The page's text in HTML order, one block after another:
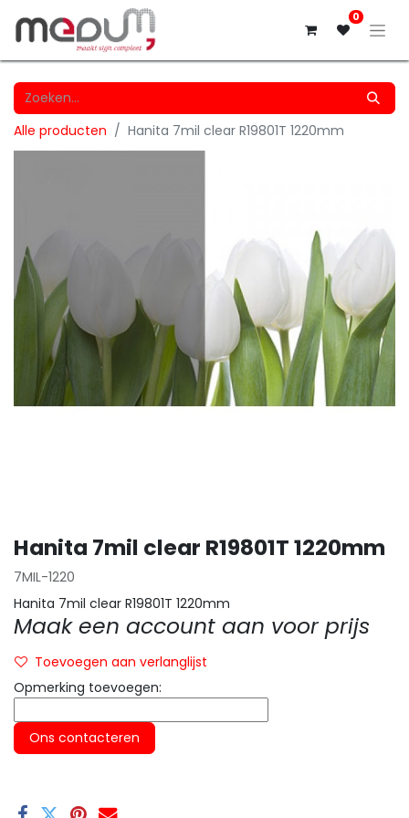
0
Alle producten Hanita 7mil clear R19801T 1220mm
Hanita 7mil clear R19801T 1220mm
7MIL-1220
Hanita 7mil clear R19801T 1220mm
Maak een account aan voor prijs
Toevoegen aan verlanglijst
Opmerking toevoegen:
Ons contacteren